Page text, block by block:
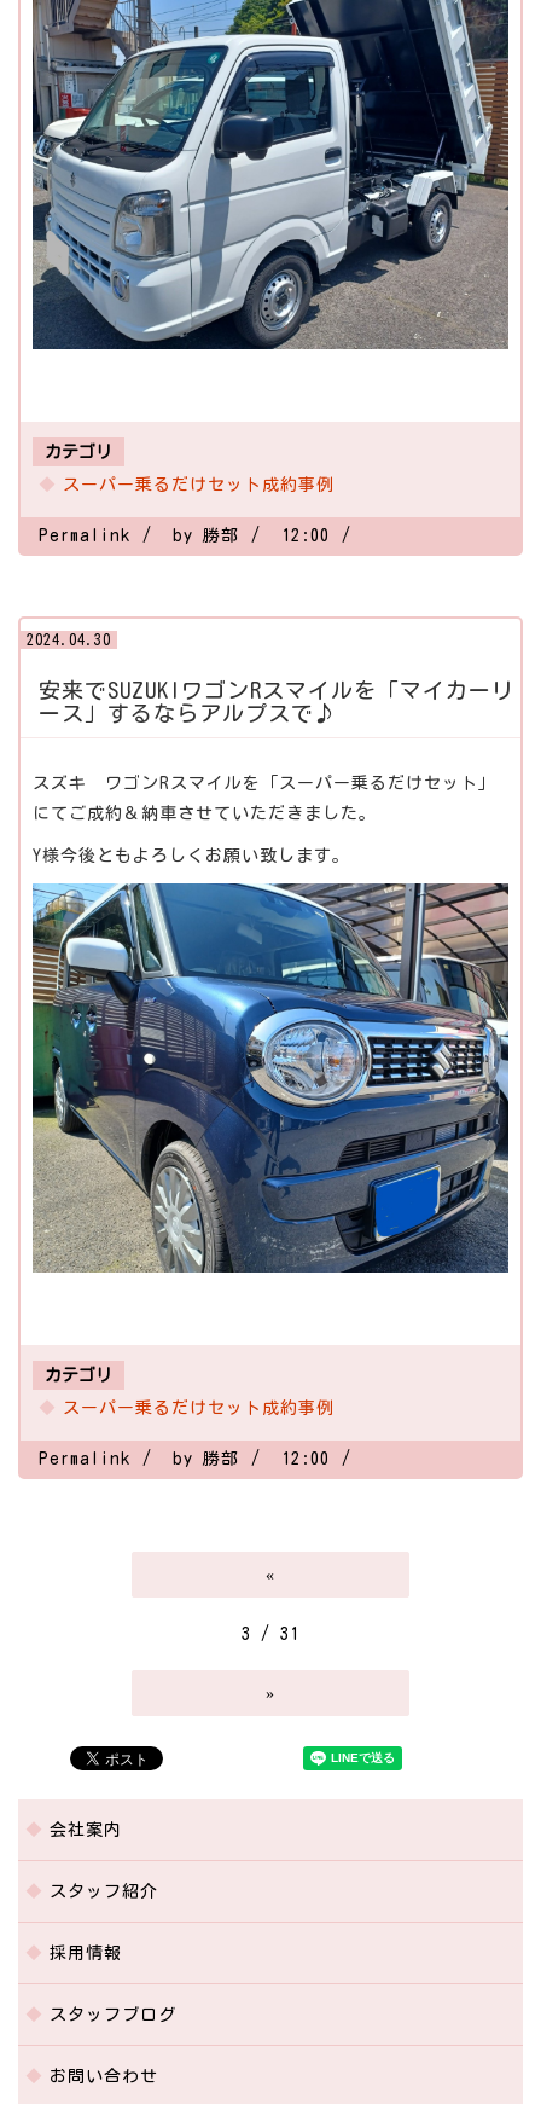
カテゴリ
スーパー乗るだけセット成約事例
Permalink by 勝部 12:00
2024.04.30
安来でSUZUKIワゴンRスマイルを「マイカーリ
ース」するならアルプスで♪
スズキ ワゴンRスマイルを「スーパー乗るだけセット」
にてご成約＆納車させていただきました。
Y様今後ともよろしくお願い致します。
カテゴリ
スーパー乗るだけセット成約事例
Permalink by 勝部 12:00
«
3 / 31
»
会社案内
スタッフ紹介
採用情報
スタッフブログ
お問い合わせ